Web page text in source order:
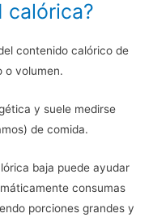
calórica?
contenido calórico de
o volumen.
y suele medirse
de comida.
baja puede ayudar
consumas
porciones grandes y